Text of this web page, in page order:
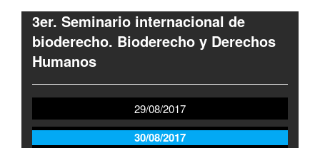
3er. Seminario internacional de
bioderecho. Bioderecho y Derechos
Humanos
29/08/2017
30/08/2017